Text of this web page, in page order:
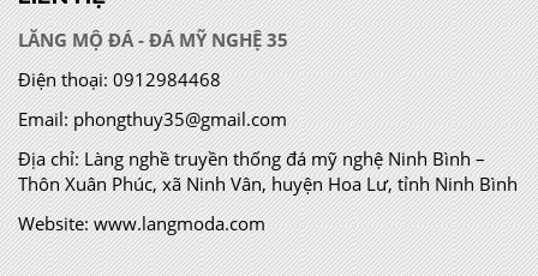
LĂNG MỘ ĐÁ - ĐÁ MỸ NGHỆ 35
Điện thoại: 0912984468
Email: phongthuy35@gmail.com
Địa chỉ:Làng nghề truyền thống đá mỹ nghệ Ninh Bình –
Thôn Xuân Phúc, xã Ninh Vân, huyện Hoa Lư, tỉnh Ninh Bình
Website: www.langmoda.com